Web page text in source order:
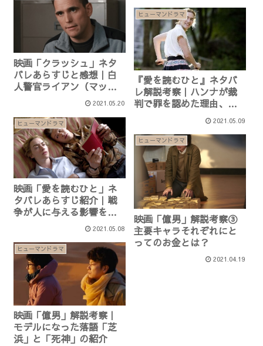
映画「クラッシュ」ネタ
バレあらすじと感想｜白
人警官ライアン（マッ
ト・ディロン）について
2021.05.20
ヒューマンドラマ
『愛を読むひと』ネタバ
レ解説考察｜ハンナが裁
判で罪を認めた理由、マ
イケルに黙って消えた理
2021.05.09
ヒューマンドラマ
映画「愛を読むひと」ネ
タバレあらすじ紹介｜戦
争が人に与える影響を描
2021.05.08
ヒューマンドラマ
映画「億男」解説考察③
主要キャラそれぞれにと
ってのお金とは？
2021.04.19
ヒューマンドラマ
映画「億男」解説考察｜
モデルになった落語「芝
浜」と「死神」の紹介